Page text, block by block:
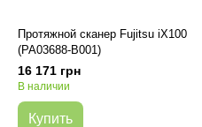
Протяжной сканер Fujitsu iX100
(PA03688-B001)
16 171 грн
В наличии
Купить